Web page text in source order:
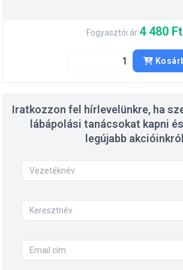
Fogyasztói ár:4 480 Ft
Iratkozzon fel hírlevelünkre, ha
lábápolási tanácsokat kapni
legújabb akcióinkról